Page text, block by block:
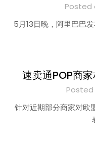
Posted
5月13日晚，阿里巴巴
速卖通POP商
Posted
针对近期部分商家对欧